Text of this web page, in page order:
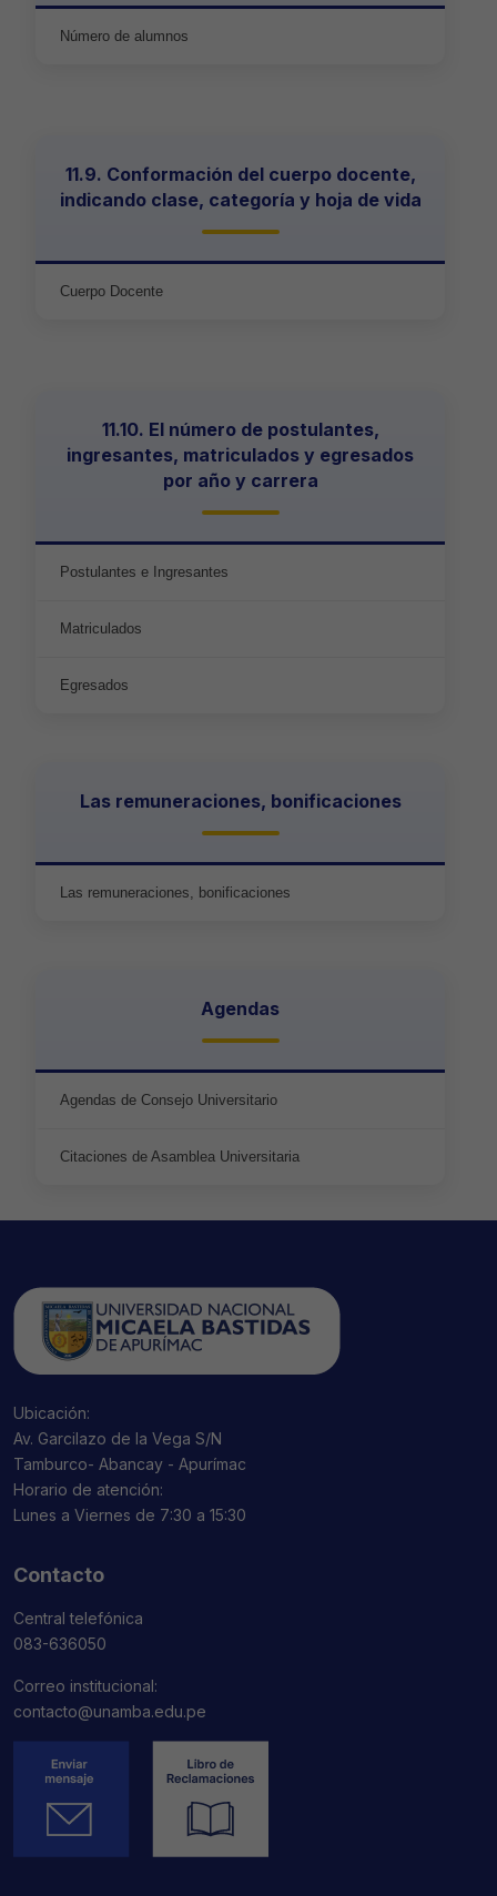
Número de alumnos
11.9. Conformación del cuerpo docente,
indicando clase, categoría y hoja de vida
Cuerpo Docente
11.10. El número de postulantes,
ingresantes, matriculados y egresados
por año y carrera
Postulantes e Ingresantes
Matriculados
Egresados
Las remuneraciones, bonificaciones
Las remuneraciones, bonificaciones
Agendas
Agendas de Consejo Universitario
Citaciones de Asamblea Universitaria
Ubicación:
Av. Garcilazo de la Vega S/N
Tamburco- Abancay - Apurímac
Horario de atención:
Lunes a Viernes de 7:30 a 15:30
Contacto
Central telefónica
083-636050
Correo institucional:
contacto@unamba.edu.pe